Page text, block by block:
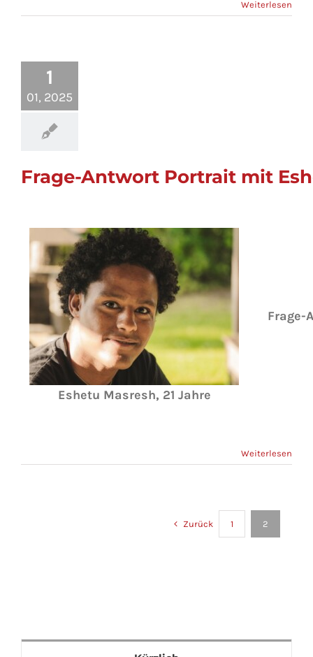
Weiterlesen
1
01, 2025
Frage-Antwort Portrait mit
Eshetu Masresh, 21 Jahre
Frage-
Weiterlesen
Zurück 1 2